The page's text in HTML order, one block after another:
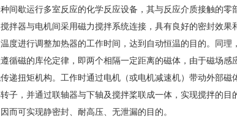
歇运行多室反应的化学反应设备，其与反应介质接触的零
拌器与电机间采用磁力搅拌系统连接，具有良好的密封效
进行调整加热器的工作时间，达到自动恒温的目的。同理
磁的库伦定律，即两个相隔一定距离的磁体，由于磁场感
递扭矩机构。工作时通过电机（或电机减速机）带动外部
子，并通过联轴器与下轴及搅拌桨联成一体，实现搅拌的
而可实现静密封、耐高压、无泄漏的目的。